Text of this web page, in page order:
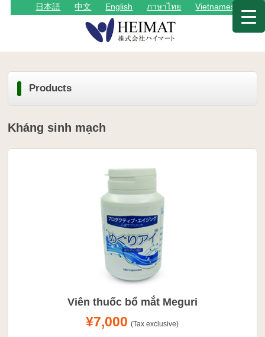
日本語 中文 English ภาษาไทย Vietnamese
Products
Kháng sinh mạch
Viên thuốc bổ mắt Meguri
¥7,000 (Tax exclusive)